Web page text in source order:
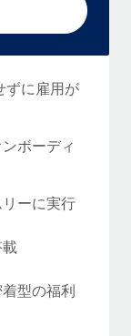
ずに雇用が
ボーディ
ーに実行
型の福利